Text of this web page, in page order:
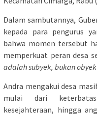
Dalam sambutannya,
kepada para pengurus
bahwa momen tersebut
memperkuat peran desa
adalah subyek, bukan
Andra mengakui desa
mulai dari
kesejahteraan, hingga